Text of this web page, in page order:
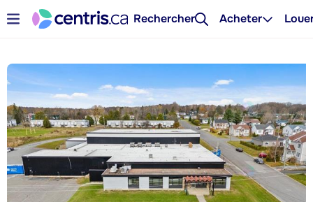
Rechercher Acheter